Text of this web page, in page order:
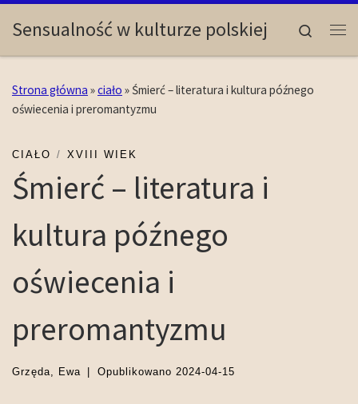
Skip to content
Sensualność w kulturze polskiej
Search
Strona główna »ciało »Śmierć – literatura i kultura późnego
oświecenia i preromantyzmu
CIAŁO XVIII WIEK
Śmierć – literatura i
kultura późnego
oświecenia i
preromantyzmu
Grzęda, Ewa Opublikowano 2024-04-15